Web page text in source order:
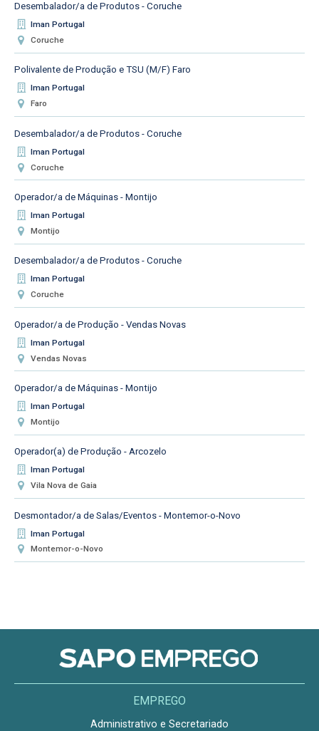
Desembalador/a de Produtos - Coruche
Iman Portugal
Coruche
Polivalente de Produção e TSU (M/F) Faro
Iman Portugal
Faro
Desembalador/a de Produtos - Coruche
Iman Portugal
Coruche
Operador/a de Máquinas - Montijo
Iman Portugal
Montijo
Desembalador/a de Produtos - Coruche
Iman Portugal
Coruche
Operador/a de Produção - Vendas Novas
Iman Portugal
Vendas Novas
Operador/a de Máquinas - Montijo
Iman Portugal
Montijo
Operador(a) de Produção - Arcozelo
Iman Portugal
Vila Nova de Gaia
Desmontador/a de Salas/Eventos - Montemor-o-Novo
Iman Portugal
Montemor-o-Novo
EMPREGO
Administrativo e Secretariado